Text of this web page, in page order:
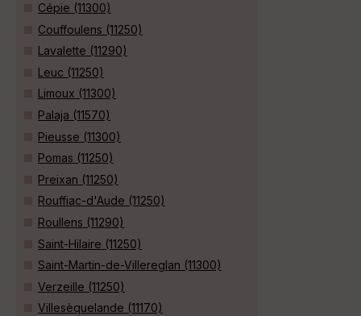
Cépie (11300)
Couffoulens (11250)
Lavalette (11290)
Leuc (11250)
Limoux (11300)
Palaja (11570)
Pieusse (11300)
Pomas (11250)
Preixan (11250)
Rouffiac-d'Aude (11250)
Roullens (11290)
Saint-Hilaire (11250)
Saint-Martin-de-Villereglan (11300)
Verzeille (11250)
Villesèquelande (11170)